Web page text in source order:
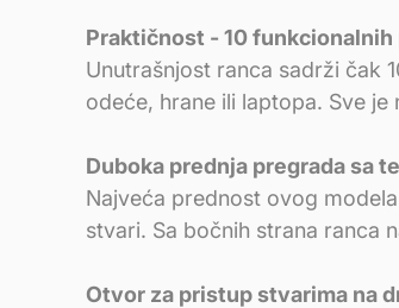
Praktičnost - 10 funkcionalnih
Unutrašnjost ranca sadrži čak
odeće, hrane ili laptopa. Sve
Duboka prednja pregrada sa
Najveća prednost ovog
stvari. Sa bočnih strana ranca
Otvor za pristup stvarima na